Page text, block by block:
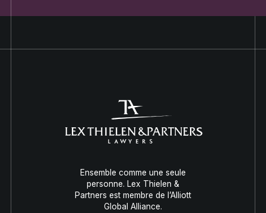
Ensemble comme une seule
personne. Lex Thielen &
Partners est membre de l’Alliott
Global Alliance.